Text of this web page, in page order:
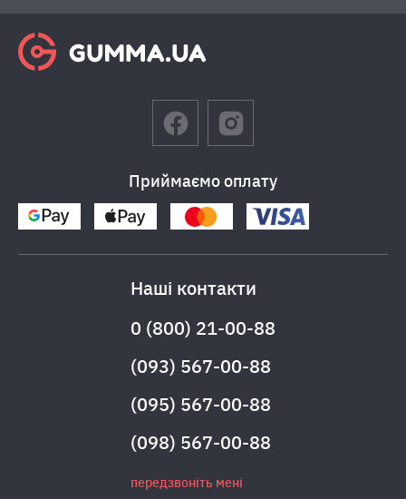
Приймаємо оплату
Наші контакти
0 (800) 21-00-88
(093) 567-00-88
(095) 567-00-88
(098) 567-00-88
передзвоніть мені